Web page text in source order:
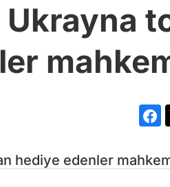
hediye edenler